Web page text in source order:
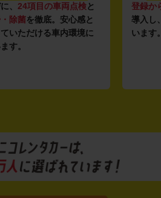
、 24項目の車両点検と
除菌を徹底。安心感と
いただける車内環境に
す。
登録か
導入し
います